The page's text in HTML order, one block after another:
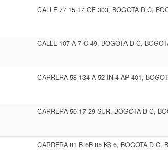
CALLE 77 15 17 OF 303, BOGOTA D C,
CALLE 107 A 7 C 49, BOGOTA D C,
CARRERA 58 134 A 52 IN 4 AP 401,
CARRERA 50 17 29 SUR, BOGOTA D C,
CARRERA 81 B 6B 85 KS 6, BOGOTA D C,